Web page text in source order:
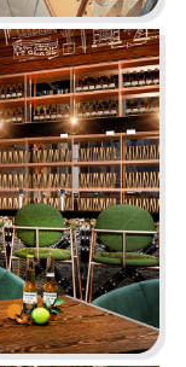
kế theo
đại...